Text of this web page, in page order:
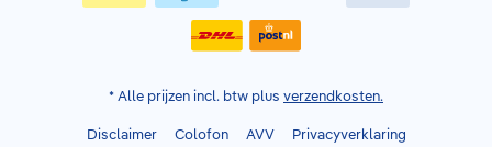
* Alle prijzen incl. btw plus verzendkosten.
Disclaimer Colofon AVV Privacyverklaring